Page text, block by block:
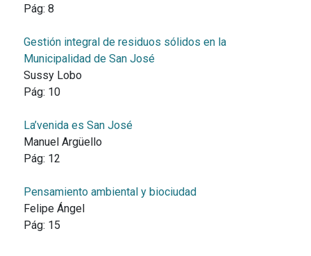
Pág: 8
Gestión integral de residuos sólidos en la
Municipalidad de San José
Sussy Lobo
Pág: 10
La’venida es San José
Manuel Argüello
Pág: 12
Pensamiento ambiental y biociudad
Felipe Ángel
Pág: 15